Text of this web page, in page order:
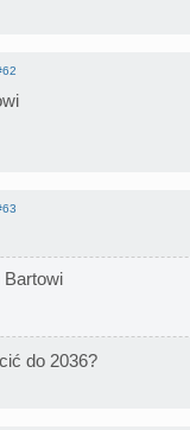
Bartowi
do 2036?